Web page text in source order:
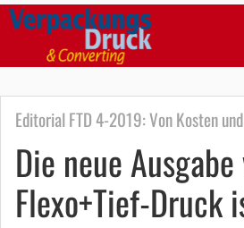
Editorial FTD 4-2019: Von Kosten
Die neue Ausgabe
Flexo+Tief-Druck